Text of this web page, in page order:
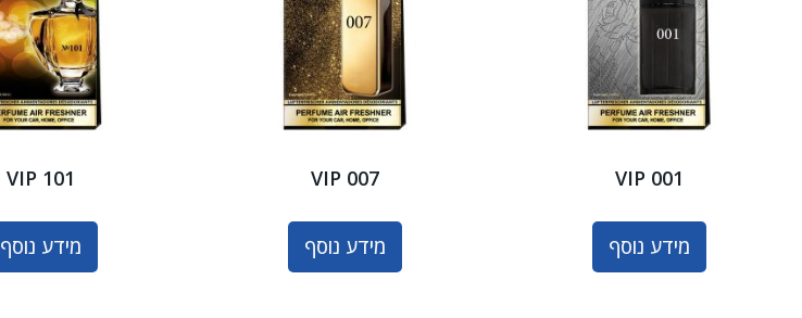
VIP 001
מידע נוסף
VIP 007
מידע נוסף
VIP 101
מידע נוסף